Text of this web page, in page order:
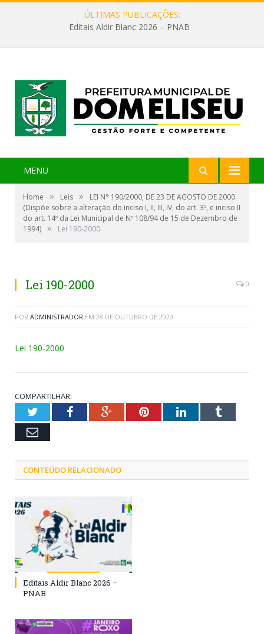
ÚLTIMAS PUBLICAÇÕES:
Editais Aldir Blanc 2026 – PNAB
MENU
Home » Leis »
LEI N° 190/2000, DE 23 DE AGOSTO DE 2000
(Dispõe sobre a alteração do inciso I, II, III, IV, do art. 3º, e inciso II
do art. 14º da Lei Municipal de Nº 108/94 de 15 de Dezembro de
1994) » Lei 190-2000
Lei 190-2000 0
POR ADMINISTRADOR EM 28 DE OUTUBRO DE 2020
Lei 190-2000
COMPARTILHAR:
TwitterFacebookGoogle+PinterestLinkedInTumblr
Email
CONTEÚDO RELACIONADO
Editais Aldir Blanc 2026 –
PNAB